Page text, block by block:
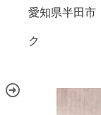
愛知県半田
ク